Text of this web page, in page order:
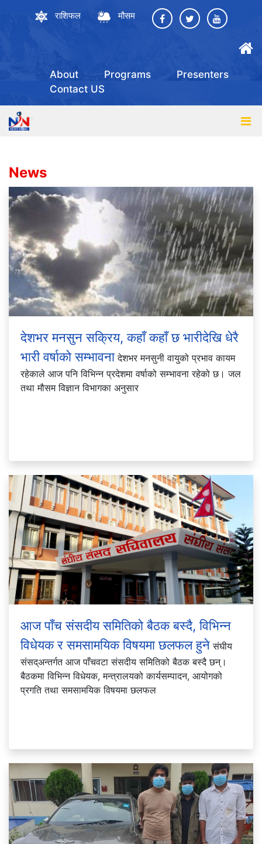
राशिफल मौसम
About Programs
Presenters
Contact US
News
देशभर मनसुन सक्रिय, कहाँ कहाँ छ भारीदेखि धेरै
भारी वर्षाको सम्भावनादेशभर मनसुनी वायुको प्रभाव कायम
रहेकाले आज पनि विभिन्न प्रदेशमा वर्षाको सम्भावना रहेको छ। जल
तथा मौसम विज्ञान विभागका अनुसार
आज पाँच संसदीय समितिको बैठक बस्दै, विभिन्न
विधेयक र समसामयिक विषयमा छलफल हुने संघीय
संसद्अन्तर्गत आज पाँचवटा संसदीय समितिको बैठक बस्दै छन्।
बैठकमा विभिन्न विधेयक, मन्त्रालयको कार्यसम्पादन, आयोगको
प्रगति तथा समसामयिक विषयमा छलफल